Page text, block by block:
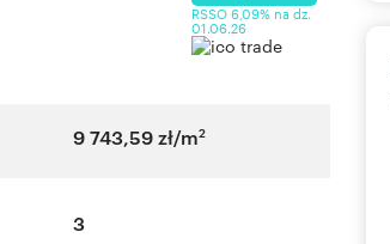
RSSO 6,09% na dz.
01.06.26
9 743,59 zł/m2
3